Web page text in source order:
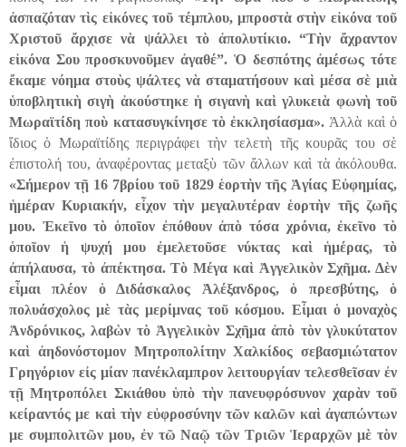
ἀσπαζόταν τὶς εἰκόνες τοῦ τέμπλου, μπροστὰ στὴν εἰκόνα τοῦ
Χριστοῦ ἄρχισε νὰ ψάλλει τὸ ἀπολυτίκιο. “Τὴν ἄχραντον
εἰκόνα Σου προσκυνοῦμεν ἀγαθέ”. Ὁ δεσπότης ἀμέσως τότε
ἔκαμε νόημα στοὺς ψάλτες νὰ σταματήσουν καὶ μέσα σὲ μιὰ
ὑποβλητικὴ σιγὴ ἀκούστηκε ἡ σιγανὴ καὶ γλυκειὰ φωνὴ τοῦ
Μωραϊτίδη ποὺ κατασυγκίνησε τὸ ἐκκλησίασμα». Ἀλλὰ καὶ ὁ
ἴδιος ὁ Μωραϊτίδης περιγράφει τὴν τελετὴ τῆς κουρᾶς του σὲ
ἐπιστολή του, ἀναφέροντας μεταξὺ τῶν ἄλλων καὶ τὰ ἀκόλουθα.
«Σήμερον τῇ 16 7βρίου τοῦ 1829 ἑορτὴν τῆς Ἁγίας Εὐφημίας,
ἡμέραν Κυριακήν, εἶχον τὴν μεγαλυτέραν ἑορτὴν τῆς ζωῆς
μου. Ἐκεῖνο τὸ ὁποῖον ἐπόθουν ἀπὸ τόσα χρόνια, ἐκεῖνο τὸ
ὁποῖον ἡ ψυχή μου ἐμελετοῦσε νύκτας καὶ ἡμέρας, τὸ
ἀπήλαυσα, τὸ ἀπέκτησα. Τὸ Μέγα καὶ Ἀγγελικὸν Σχῆμα. Δὲν
εἶμαι πλέον ὁ Διδάσκαλος Ἀλέξανδρος, ὁ πρεσβύτης, ὁ
πολυάσχολος μὲ τὰς μερίμνας τοῦ κόσμου. Εἶμαι ὁ μοναχὸς
Ἀνδρόνικος, λαβὼν τὸ Ἀγγελικὸν Σχῆμα ἀπὸ τὸν γλυκύτατον
καὶ ἀηδονόστομον Μητροπολίτην Χαλκίδος σεβασμιώτατον
Γρηγόριον εἰς μίαν πανέκλαμπρον λειτουργίαν τελεσθεῖσαν ἐν
τῇ Μητροπόλει Σκιάθου ὑπὸ τὴν πανευφρόσυνον χαρὰν τοῦ
κείραντός με καὶ τὴν εὐφροσύνην τῶν καλῶν καὶ ἀγαπώντων
με συμπολιτῶν μου, ἐν τῶ Ναῷ τῶν Τριῶν Ἱεραρχῶν μὲ τὸν